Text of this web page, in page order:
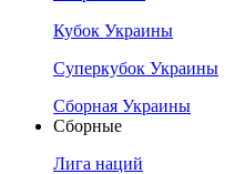
Кубок Украины
Суперкубок Украины
Сборная Украины
Сборные
Лига наций